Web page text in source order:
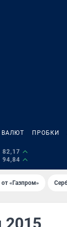
ВАЛЮТ ПРОБКИ
82,17
94,84
«Газпром»